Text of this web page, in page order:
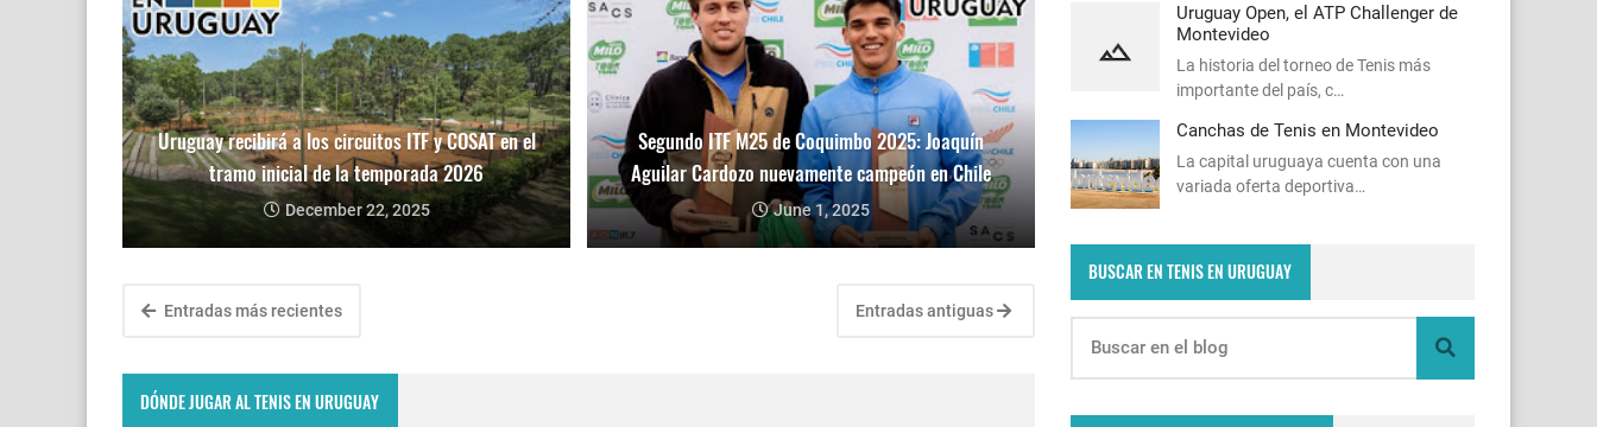
Uruguay recibirá a los circuitos ITF y COSAT en el
tramo inicial de la temporada 2026
December 22, 2025
Segundo ITF M25 de Coquimbo 2025: Joaquín
Aguilar Cardozo nuevamente campeón en Chile
June 1, 2025
Entradas más recientes Entradas antiguas
DÓNDE JUGAR AL TENIS EN URUGUAY
Uruguay Open, el ATP Challenger de
Montevideo
La historia del torneo de Tenis más
importante del país, c…
Canchas de Tenis en Montevideo
La capital uruguaya cuenta con una
variada oferta deportiva…
BUSCAR EN TENIS EN URUGUAY